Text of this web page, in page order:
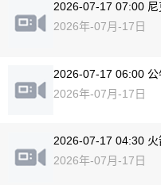
2026-07-17 07:00 尼
2026年-07月-17日
2026-07-17 06:00 公
2026年-07月-17日
2026-07-17 04:30 火
2026年-07月-17日